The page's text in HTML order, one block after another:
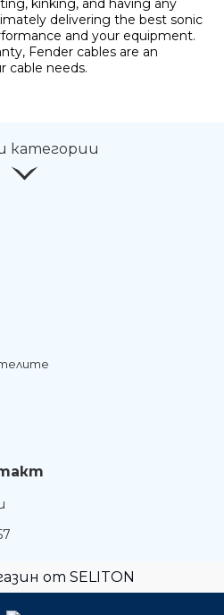
Ние ще се свържем с вас в
kinking, and having any
delivering the best sonic
and your equipment.
Fender cables are an
cable needs.
категории
от SELITON